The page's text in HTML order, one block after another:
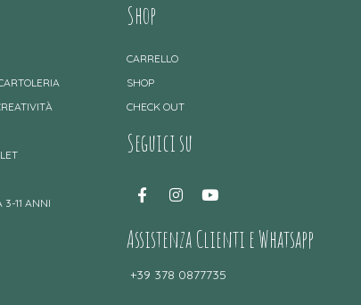
3-11 ANNI
Shop
CARRELLO
SHOP
CHECK OUT
Seguici su
Assistenza Clienti e Whatsapp
+39 378 0877735